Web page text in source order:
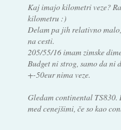
Kaj imajo kilometri veze?
kilometru :)
Delam pa jih relativno
na cesti.
205/55/16 imam zimske
Budget ni strog, samo da ni
+-50eur nima veze.
Gledam continental TS830.
med cenejšimi, če so kao